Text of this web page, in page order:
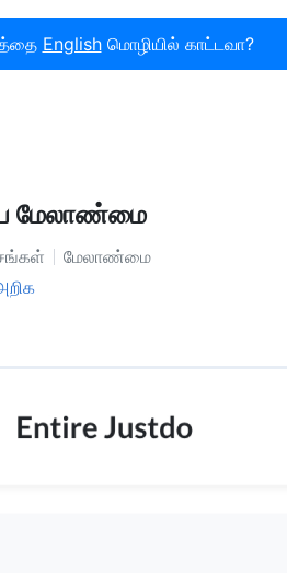
Englishமொழியில் காட்டவா?
மேலாண்மை
மேலாண்மை